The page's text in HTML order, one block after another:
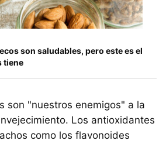
son saludables, pero este es el
tiene
son "nuestros enemigos" a la
Los antioxidantes
como los flavonoides